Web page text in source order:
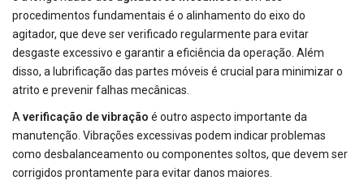
procedimentos fundamentais é o alinhamento do eixo do
agitador, que deve ser verificado regularmente para evitar
desgaste excessivo e garantir a eficiência da operação. Além
disso, a lubrificação das partes móveis é crucial para minimizar o
atrito e prevenir falhas mecânicas.
A verificação de vibração é outro aspecto importante da
manutenção. Vibrações excessivas podem indicar problemas
como desbalanceamento ou componentes soltos, que devem ser
corrigidos prontamente para evitar danos maiores.